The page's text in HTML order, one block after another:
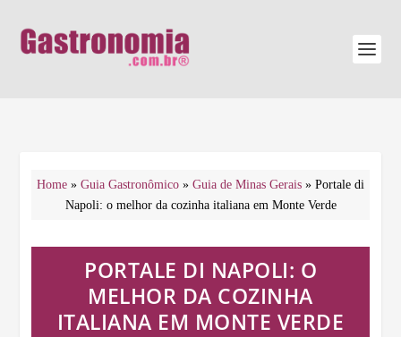
Home » Guia Gastronômico » Guia de Minas Gerais » Portale di
Napoli: o melhor da cozinha italiana em Monte Verde
PORTALE DI NAPOLI: O
MELHOR DA COZINHA
ITALIANA EM MONTE VERDE